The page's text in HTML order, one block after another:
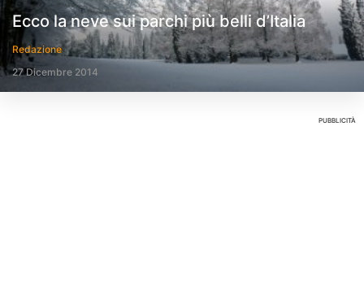
Ecco la neve sui parchi più belli d’Italia
Redazione
27 Dicembre 2014
PUBBLICITÀ